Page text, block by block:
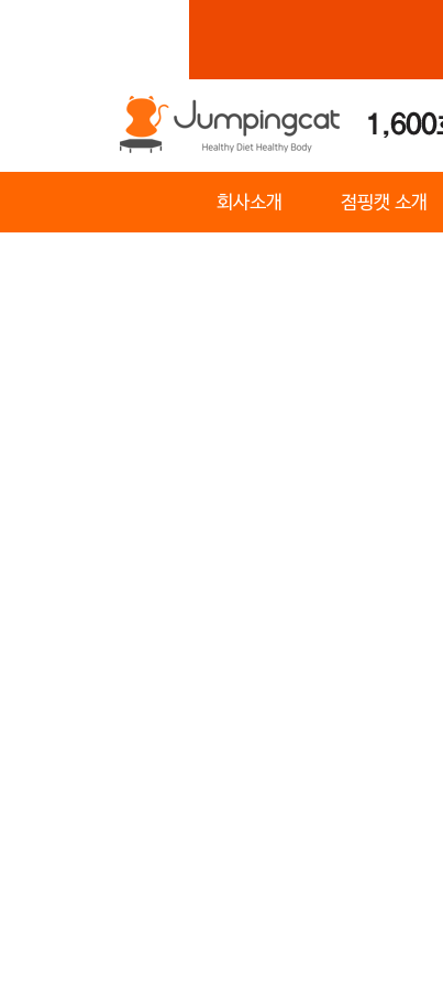
회사소개 점핑캣 소개